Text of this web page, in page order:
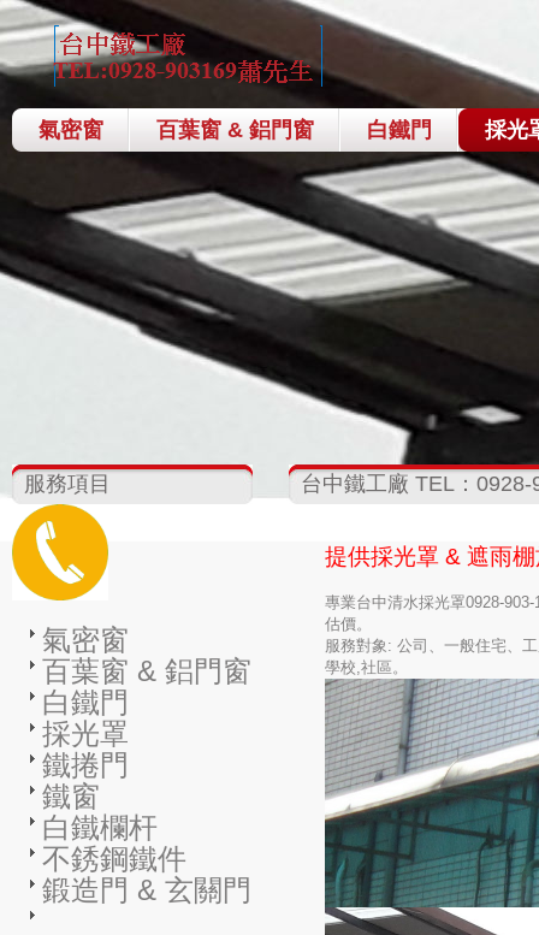
氣密窗 百葉窗 & 鋁門窗 白鐵門 採光
服務項目
氣密窗
百葉窗 & 鋁門窗
白鐵門
採光罩
鐵捲門
鐵窗
白鐵欄杆
不銹鋼鐵件
鍛造門 & 玄關門
台中鐵工廠 TEL：
提供採光罩 & 遮雨
專業台中清水採光罩0928-
估價。
服務對象: 公司、一般住宅、
學校,社區。